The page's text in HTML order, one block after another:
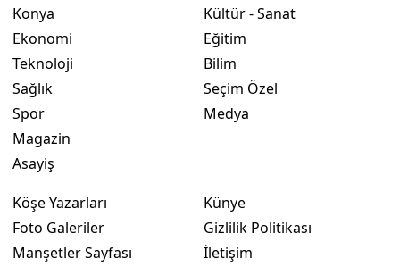
Konya
Ekonomi
Teknoloji
Sağlık
Spor
Magazin
Asayiş
Kültür - Sanat
Eğitim
Bilim
Seçim Özel
Medya
Köşe Yazarları
Foto Galeriler
Manşetler Sayfası
Künye
Gizlilik Politikası
İletişim